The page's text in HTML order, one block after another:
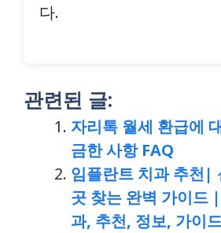
다.
관련된 글:
자리톡 월세 환급에
금한 사항 FAQ
임플란트 치과 추천|
곳 찾는 완벽 가이드
과, 추천, 정보, 가이